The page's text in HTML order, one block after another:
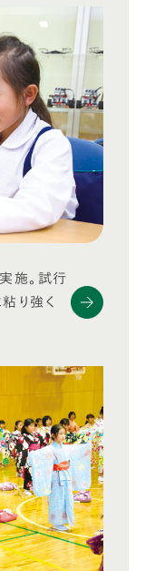
施。試行
り強く